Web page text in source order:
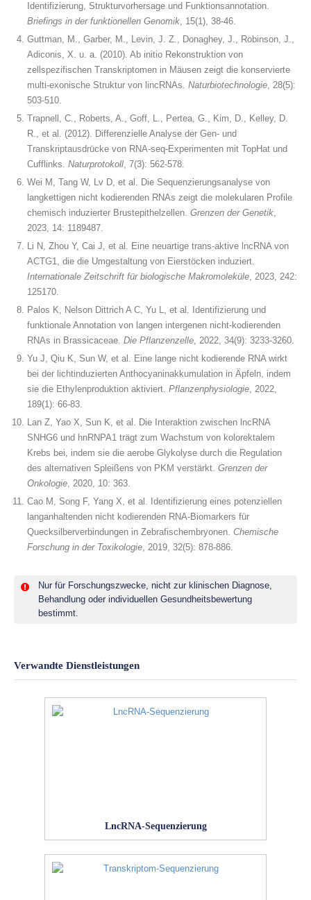
Identifizierung, Strukturvorhersage und Funktionsannotation.
Briefings in der funktionellen Genomik, 15(1), 38-46.
Guttman, M., Garber, M., Levin, J. Z., Donaghey, J., Robinson, J.,
Adiconis, X. u. a. (2010). Ab initio Rekonstruktion von
zellspezifischen Transkriptomen in Mäusen zeigt die konservierte
multi-exonische Struktur von lincRNAs. Naturbiotechnologie, 28(5):
503-510.
Trapnell, C., Roberts, A., Goff, L., Pertea, G., Kim, D., Kelley, D.
R., et al. (2012). Differenzielle Analyse der Gen- und
Transkriptausdrücke von RNA-seq-Experimenten mit TopHat und
Cufflinks. Naturprotokoll, 7(3): 562-578.
Wei M, Tang W, Lv D, et al. Die Sequenzierungsanalyse von
langkettigen nicht kodierenden RNAs zeigt die molekularen Profile
chemisch induzierter Brustepithelzellen. Grenzen der Genetik,
2023, 14: 1189487.
Li N, Zhou Y, Cai J, et al. Eine neuartige trans-aktive lncRNA von
ACTG1, die die Umgestaltung von Eierstöcken induziert.
Internationale Zeitschrift für biologische Makromoleküle, 2023, 242:
125170.
Palos K, Nelson Dittrich A C, Yu L, et al. Identifizierung und
funktionale Annotation von langen intergenen nicht-kodierenden
RNAs in Brassicaceae. Die Pflanzenzelle, 2022, 34(9): 3233-3260.
Yu J, Qiu K, Sun W, et al. Eine lange nicht kodierende RNA wirkt
bei der lichtinduzierten Anthocyaninakkumulation in Äpfeln, indem
sie die Ethylenproduktion aktiviert. Pflanzenphysiologie, 2022,
189(1): 66-83.
Lan Z, Yao X, Sun K, et al. Die Interaktion zwischen lncRNA
SNHG6 und hnRNPA1 trägt zum Wachstum von kolorektalem
Krebs bei, indem sie die aerobe Glykolyse durch die Regulation
des alternativen Spleißens von PKM verstärkt. Grenzen der
Onkologie, 2020, 10: 363.
Cao M, Song F, Yang X, et al. Identifizierung eines potenziellen
langanhaltenden nicht kodierenden RNA-Biomarkers für
Quecksilberverbindungen in Zebrafischembryonen. Chemische
Forschung in der Toxikologie, 2019, 32(5): 878-886.
Nur für Forschungszwecke, nicht zur klinischen Diagnose,
Behandlung oder individuellen Gesundheitsbewertung
bestimmt.
Verwandte Dienstleistungen
LncRNA-Sequenzierung